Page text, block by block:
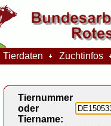
Tierdaten Zuchtinfos
Tiernummer
oder
Tiername: